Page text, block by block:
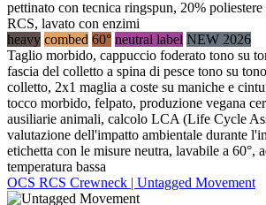
pettinato con tecnica ringspun, 20%
RCS, lavato con enzimi
heavy combed 60° neutral label NEW 2026
Taglio morbido, cappuccio foderato tono su
fascia del colletto a spina di pesce tono su
colletto, 2x1 maglia a coste su maniche e
tocco morbido, felpato, produzione vegana
ausiliarie animali, calcolo LCA (Life Cycle
valutazione dell'impatto ambientale durante
etichetta con le misure neutra, lavabile a 60°,
temperatura bassa
OCS RCS Crewneck | Untagged Movement